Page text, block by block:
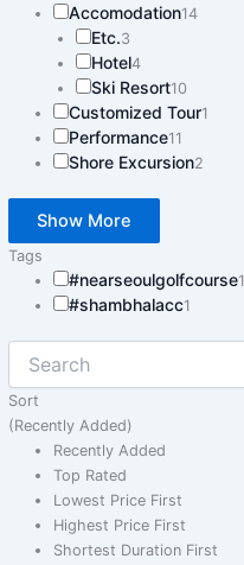
Accomodation14
Etc.3
Hotel4
Ski Resort10
Customized Tour1
Performance11
Shore Excursion2
Show More
Tags
#nearseoulgolfcourse1
#shambhalacc1
Sort
(Recently Added)
Recently Added
Top Rated
Lowest Price First
Highest Price First
Shortest Duration First